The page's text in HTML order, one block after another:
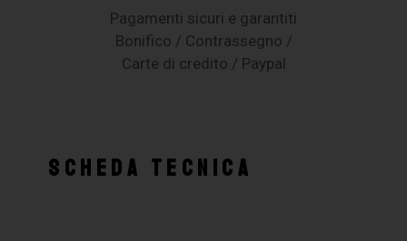
Pagamenti sicuri e garantiti
Bonifico / Contrassegno /
Carte di credito / Paypal
SCHEDA TECNICA